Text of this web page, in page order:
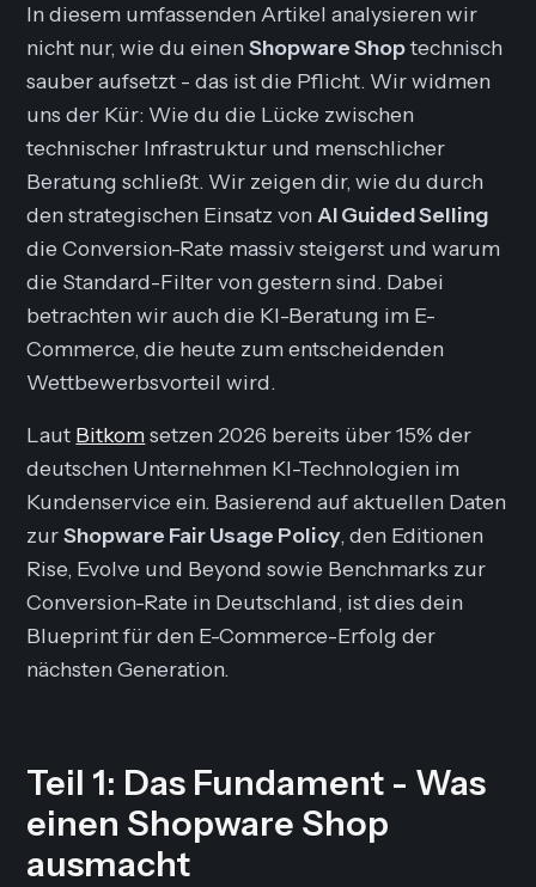
In diesem umfassenden Artikel analysieren wir
nicht nur, wie du einenShopware Shoptechnisch
sauber aufsetzt - das ist die Pflicht. Wir widmen
uns der Kür: Wie du die Lücke zwischen
technischer Infrastruktur und menschlicher
Beratung schließt. Wir zeigen dir, wie du durch
den strategischen Einsatz von AI Guided Selling
die Conversion-Rate massiv steigerst und warum
die Standard-Filter von gestern sind. Dabei
betrachten wir auch die KI-Beratung im E-
Commerce, die heute zum entscheidenden
Wettbewerbsvorteil wird.
Laut Bitkomsetzen 2026 bereits über 15% der
deutschen Unternehmen KI-Technologien im
Kundenservice ein. Basierend auf aktuellen Daten
zurShopware Fair Usage Policy, den Editionen
Rise, Evolve und Beyond sowie Benchmarks zur
Conversion-Rate in Deutschland, ist dies dein
Blueprint für den E-Commerce-Erfolg der
nächsten Generation.
Teil 1: Das Fundament - Was
einen Shopware Shop
ausmacht